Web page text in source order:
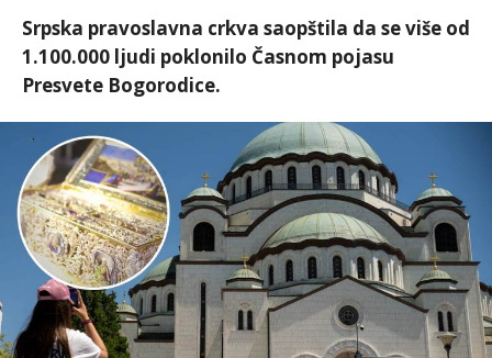
Srpska pravoslavna crkva saopštila da se više od
1.100.000 ljudi poklonilo Časnom pojasu
Presvete Bogorodice.